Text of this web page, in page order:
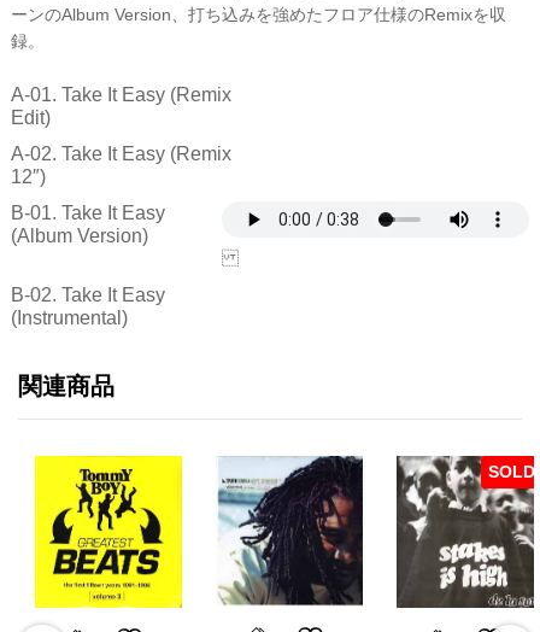
ーンのAlbum Version、打ち込みを強めたフロア仕様のRemixを収
録。
A-01. Take It Easy (Remix
Edit)
A-02. Take It Easy (Remix
12″)
B-01. Take It Easy
(Album Version)
B-02. Take It Easy
(Instrumental)
関連商品
SOLD